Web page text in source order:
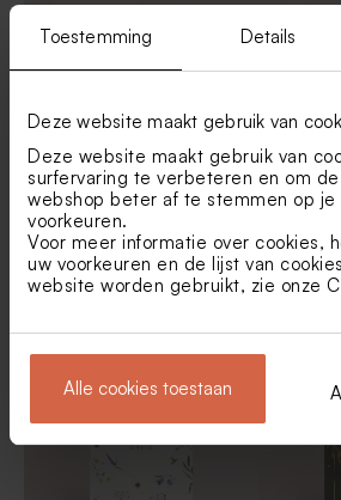
Toestemming Details
Deze website maakt gebruik van
Deze website maakt gebruik van
surfervaring te verbeteren en om
webshop beter af te stemmen op je
voorkeuren.
Voor meer informatie over cookies,
uw voorkeuren en de lijst van
website worden gebruikt, zie onze
Alle cookies toestaan
Chique menukaart met
weelderige bloemen en
goudfolie
Sierlijke